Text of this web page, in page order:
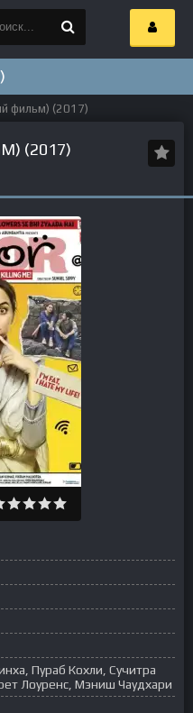
фильм) (2017)
(2017)
Пураб Кохли, Сучитра
Лоуренс, Мэниш Чаудхари